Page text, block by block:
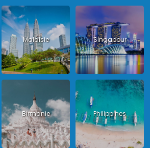
Malaisie Singapour
Birmanie Philippines